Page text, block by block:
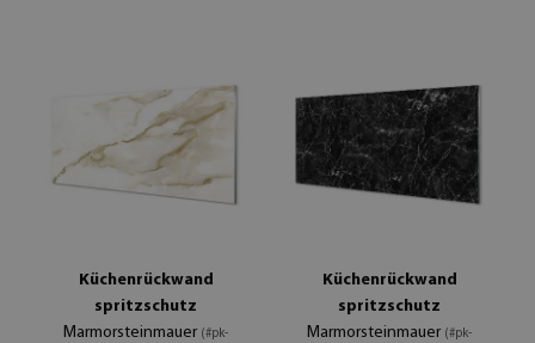
Küchenrückwand
spritzschutz
Marmorsteinmauer (#pk-
Küchenrückwand
spritzschutz
Marmorsteinmauer (#pk-